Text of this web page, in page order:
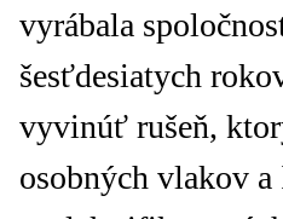
vyrábala
šesťdesiatych
vyvinúť rušeň,
osobných vlakov